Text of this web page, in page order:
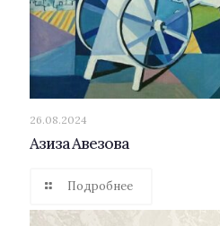
26.08.2024
Азиза Авезова
Подробнее